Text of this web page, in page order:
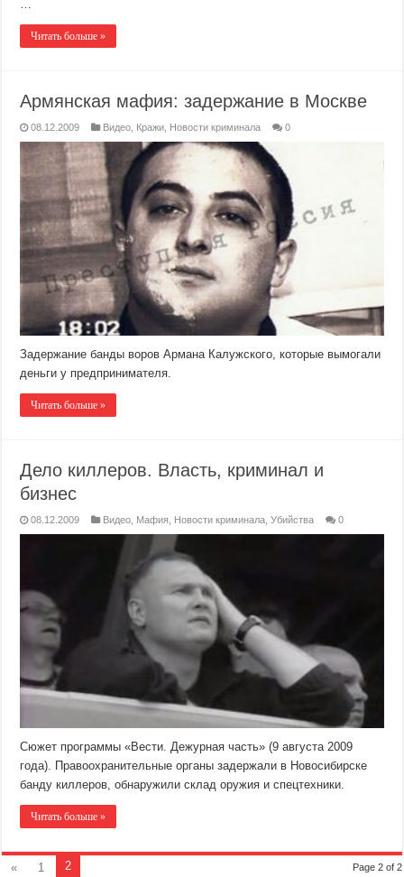
…
Читать больше »
Армянская мафия: задержание в Москве
08.12.2009 Видео Кражи Новости криминала 0
Задержание банды воров Армана Калужского, которые вымогали
деньги у предпринимателя.
Читать больше »
Дело киллеров. Власть, криминал и
бизнес
08.12.2009 Видео Мафия Новости криминала ,Убийства 0
Сюжет программы «Вести. Дежурная часть» (9 августа 2009
года). Правоохранительные органы задержали в Новосибирске
банду киллеров, обнаружили склад оружия и спецтехники.
Читать больше »
Page 2 of 2
« 1 2